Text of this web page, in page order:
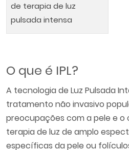
de terapia de luz
pulsada intensa
O que é IPL?
A tecnologia de Luz Pulsada
tratamento não invasivo
preocupações com a pele e o
terapia de luz de amplo
específicas da pele ou